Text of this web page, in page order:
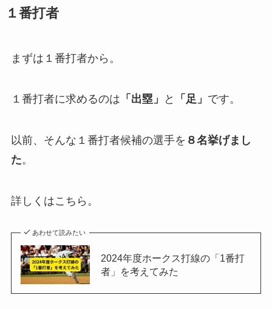
１番打者
まずは１番打者から。
１番打者に求めるのは 「出塁」 と 「足」 です。
以前、そんな１番打者候補の選手を ８名挙げまし
た。
詳しくはこちら。
あわせて読みたい
2024年度ホークス打線の「1番打
者」を考えてみた